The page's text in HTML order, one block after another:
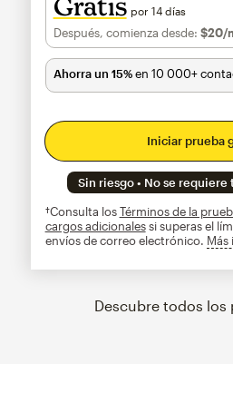
por 14 días
Después, comienza desde: $20/
Ahorra un 15%en 10 000+
Iniciar prueba
Sin riesgo • No se
†Consulta losTérminos de la
cargos adicionalessi superas el
envíos de correo electrónico.
Descubre todos los